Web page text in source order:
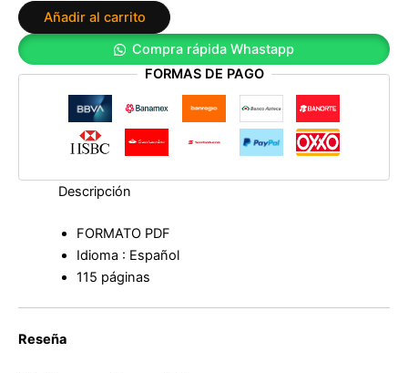
Rueda
cantidad
Añadir al carrito
Compra rápida Whastapp
FORMAS DE PAGO
Descripción
FORMATO PDF
Idioma : Español
115 páginas
Reseña